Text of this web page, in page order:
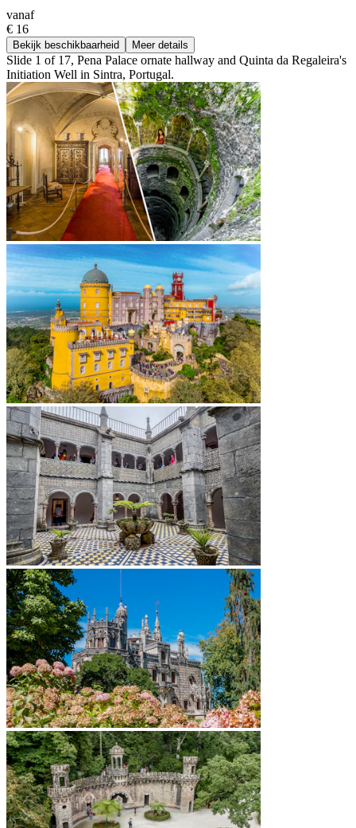
vanaf
€ 16
Bekijk beschikbaarheid Meer details
Slide 1 of 17, Pena Palace ornate hallway and Quinta da Regaleira's
Initiation Well in Sintra, Portugal.